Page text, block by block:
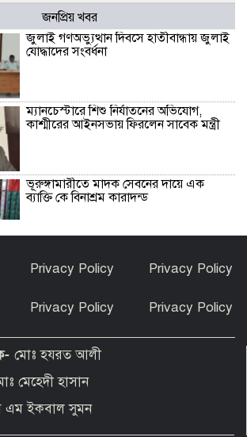
জনপ্রিয় খবর
জুলাই গণঅভ্যুত্থান দিবসে হাতীবান্ধায় জুলাই
যোদ্ধাদের সংবর্ধনা
ম্যানচেস্টারে শিশু নির্যাতনের অভিযোগ,
কাশ্মীরের আইনসভায় ফিরলেন সাবেক মন্ত্রী
ভূরুঙ্গামারীতে মাদক সেবনের দায়ে এক
ব্যাক্তি কে বিনাশ্রম কারাদন্ড
আমাজনের উদ্বোধন
বোচাগঞ্জে নানা আয়োজনে জুলাই গণঅভ্যুত্থান
দিবস পালিত
Privacy Policy Privacy Policy
Privacy Policy Privacy Policy
মোঃ হযরত আলী
মেহেদী হাসান
এম ইকবাল সুমন